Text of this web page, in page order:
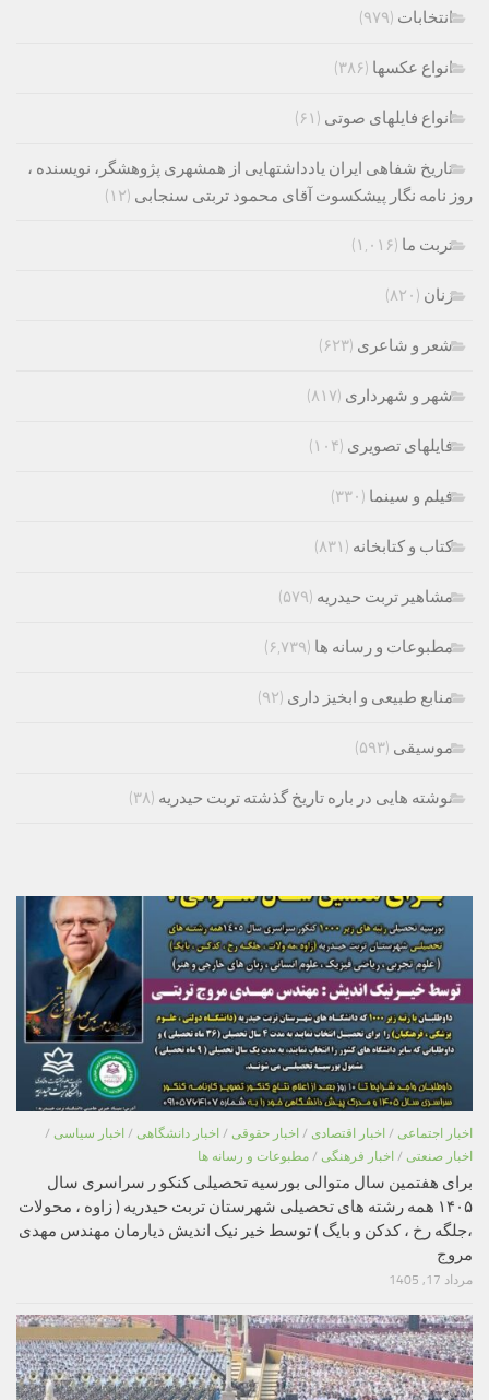
انتخابات (۹۷۹)
انواع عکسها (۳۸۶)
انواع فایلهای صوتی (۶۱)
تاریخ شفاهی ایران یادداشتهایی از همشهری پژوهشگر، نویسنده ،
روز نامه نگار پیشکسوت آقای محمود تربتی سنجابی (۱۲)
تربت ما (۱,۰۱۶)
زنان (۸۲۰)
شعر و شاعری (۶۲۳)
شهر و شهرداری (۸۱۷)
فایلهای تصویری (۱۰۴)
فیلم و سینما (۳۳۰)
کتاب و کتابخانه (۸۳۱)
مشاهیر تربت حیدریه (۵۷۹)
مطبوعات و رسانه ها (۶,۷۳۹)
منابع طبیعی و ابخیز داری (۹۲)
موسیقی (۵۹۳)
نوشته هایی در باره تاریخ گذشته تربت حیدریه (۳۸)
اخبار اجتماعی / اخبار اقتصادی / اخبار حقوقی / اخبار دانشگاهی / اخبار سیاسی /
اخبار صنعتی / اخبار فرهنگی / مطبوعات و رسانه ها
برای هفتمین سال متوالی بورسیه تحصیلی کنکو ر سراسری سال
۱۴۰۵ همه رشته های تحصیلی شهرستان تربت حیدریه ( زاوه ، محولات
،جلگه رخ ، کدکن و بایگ ) توسط خیر نیک اندیش دیارمان مهندس مهدی
مروج
مرداد 17, 1405